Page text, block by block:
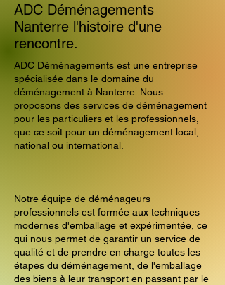
ADC Déménagements
Nanterre l'histoire d'une
rencontre.
ADC Déménagements est une entreprise
spécialisée dans le domaine du
déménagement à Nanterre. Nous
proposons des services de déménagement
pour les particuliers et les professionnels,
que ce soit pour un déménagement local,
national ou international.
Notre équipe de déménageurs
professionnels est formée aux techniques
modernes d'emballage et expérimentée, ce
qui nous permet de garantir un service de
qualité et de prendre en charge toutes les
étapes du déménagement, de l'emballage
des biens à leur transport en passant par le